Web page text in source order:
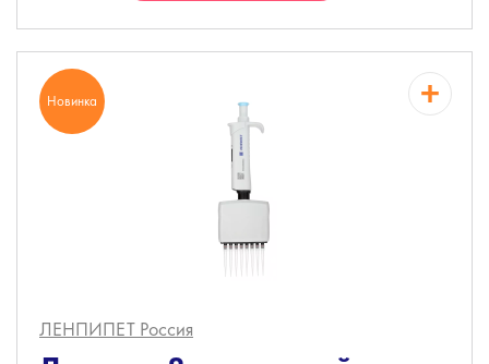
Новинка
ЛЕНПИПЕТ Россия